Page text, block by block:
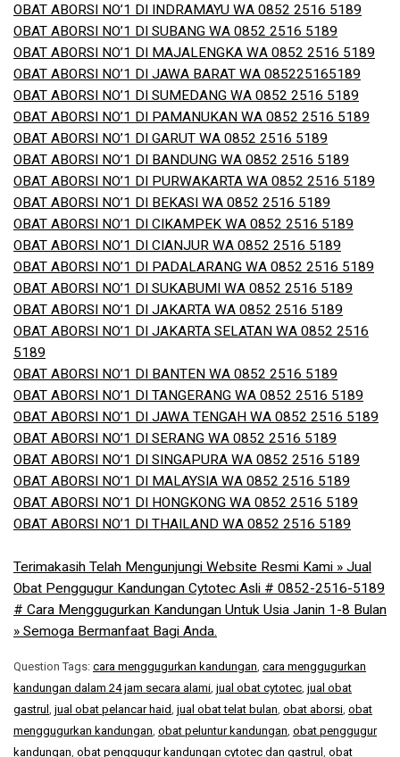
OBAT ABORSI NO’1 DI INDRAMAYU WA 0852 2516 5189
OBAT ABORSI NO’1 DI SUBANG WA 0852 2516 5189
OBAT ABORSI NO’1 DI MAJALENGKA WA 0852 2516 5189
OBAT ABORSI NO’1 DI JAWA BARAT WA 085225165189
OBAT ABORSI NO’1 DI SUMEDANG WA 0852 2516 5189
OBAT ABORSI NO’1 DI PAMANUKAN WA 0852 2516 5189
OBAT ABORSI NO’1 DI GARUT WA 0852 2516 5189
OBAT ABORSI NO’1 DI BANDUNG WA 0852 2516 5189
OBAT ABORSI NO’1 DI PURWAKARTA WA 0852 2516 5189
OBAT ABORSI NO’1 DI BEKASI WA 0852 2516 5189
OBAT ABORSI NO’1 DI CIKAMPEK WA 0852 2516 5189
OBAT ABORSI NO’1 DI CIANJUR WA 0852 2516 5189
OBAT ABORSI NO’1 DI PADALARANG WA 0852 2516 5189
OBAT ABORSI NO’1 DI SUKABUMI WA 0852 2516 5189
OBAT ABORSI NO’1 DI JAKARTA WA 0852 2516 5189
OBAT ABORSI NO’1 DI JAKARTA SELATAN WA 0852 2516
5189
OBAT ABORSI NO’1 DI BANTEN WA 0852 2516 5189
OBAT ABORSI NO’1 DI TANGERANG WA 0852 2516 5189
OBAT ABORSI NO’1 DI JAWA TENGAH WA 0852 2516 5189
OBAT ABORSI NO’1 DI SERANG WA 0852 2516 5189
OBAT ABORSI NO’1 DI SINGAPURA WA 0852 2516 5189
OBAT ABORSI NO’1 DI MALAYSIA WA 0852 2516 5189
OBAT ABORSI NO’1 DI HONGKONG WA 0852 2516 5189
OBAT ABORSI NO’1 DI THAILAND WA 0852 2516 5189
Terimakasih Telah Mengunjungi Website Resmi Kami » Jual
Obat Penggugur Kandungan Cytotec Asli # 0852-2516-5189
# Cara Menggugurkan Kandungan Untuk Usia Janin 1-8 Bulan
» Semoga Bermanfaat Bagi Anda.
Question Tags: cara menggugurkan kandungan cara menggugurkan
kandungan dalam 24 jam secara alami jual obat cytotec jual obat
gastrul jual obat pelancar haid jual obat telat bulan obat aborsi obat
menggugurkan kandungan obat peluntur kandungan obat penggugur
kandungan obat penggugur kandungan cytotec dan gastrul obat